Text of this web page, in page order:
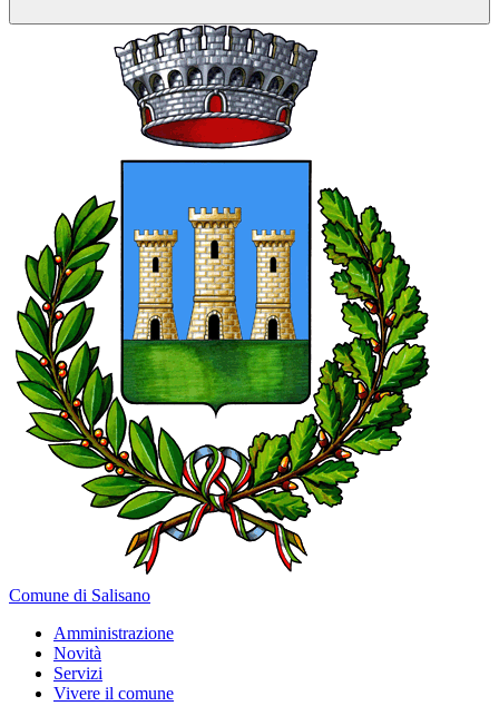
Comune di Salisano
Amministrazione
Novità
Servizi
Vivere il comune